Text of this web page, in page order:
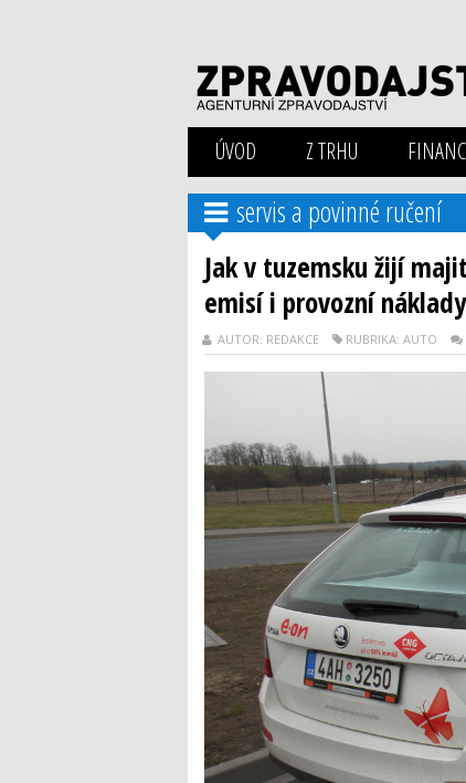
ÚVOD Z TRHU
servis a povinné ručení
Jak v tuzemsku žijí
emisí i provozní náklady
AUTOR: REDAKCE RUBRIKA: AUTO